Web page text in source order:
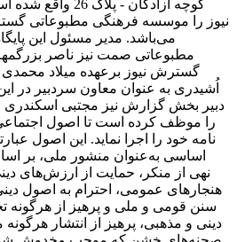
کوچه آزادگان -
نیوز را موسسه فرهنگی مطبوعاتی
می‌باشد. مدیر مسئول این
مطبوعاتی صمت نیز ناصر
گسترش نیوز برعهده میلاد
اُشیدری به عنوان معاون سردبیر در
دبیر بخش گزارش نیز مجتبی
را موظف کرده است تا اصول
نامه خود را اجرا نماید. این اصول
اساسی به‌عنوان منشور ملی، بر
نهی از منکر، حمایت از ارزش‌های
هنجارهای عمومی، احترام به اصول
سنن قومی و ملی و ‌پرهیز از هرگونه
دینی و مذهبی، پرهیز از انتشار